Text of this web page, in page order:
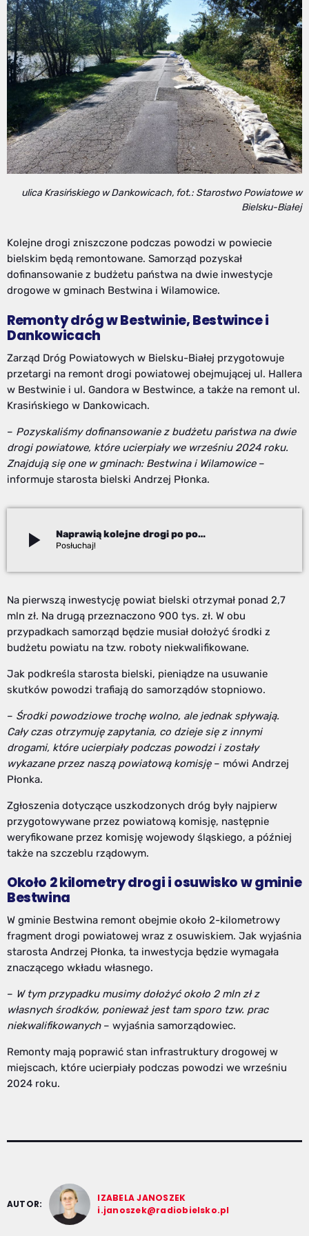
ulica Krasińskiego w Dankowicach, fot.: Starostwo Powiatowe w
Bielsku-Białej
Kolejne drogi zniszczone podczas powodzi w powiecie
bielskim będą remontowane. Samorząd pozyskał
dofinansowanie z budżetu państwa na dwie inwestycje
drogowe w gminach Bestwina i Wilamowice.
Remonty dróg w Bestwinie, Bestwince i
Dankowicach
Zarząd Dróg Powiatowych w Bielsku-Białej przygotowuje
przetargi na remont drogi powiatowej obejmującej ul. Hallera
w Bestwinie i ul. Gandora w Bestwince, a także na remont ul.
Krasińskiego w Dankowicach.
– Pozyskaliśmy dofinansowanie z budżetu państwa na dwie
drogi powiatowe, które ucierpiały we wrześniu 2024 roku.
Znajdują się one w gminach: Bestwina i Wilamowice–
informuje starosta bielski Andrzej Płonka.
play_arrow Naprawią kolejne drogi po powodzi
Na pierwszą inwestycję powiat bielski otrzymał ponad 2,7
mln zł. Na drugą przeznaczono 900 tys. zł. W obu
przypadkach samorząd będzie musiał dołożyć środki z
budżetu powiatu na tzw. roboty niekwalifikowane.
Jak podkreśla starosta bielski, pieniądze na usuwanie
skutków powodzi trafiają do samorządów stopniowo.
– Środki powodziowe trochę wolno, ale jednak spływają.
Cały czas otrzymuję zapytania, co dzieje się z innymi
drogami, które ucierpiały podczas powodzi i zostały
wykazane przez naszą powiatową komisję– mówi Andrzej
Płonka.
Zgłoszenia dotyczące uszkodzonych dróg były najpierw
przygotowywane przez powiatową komisję, następnie
weryfikowane przez komisję wojewody śląskiego, a później
także na szczeblu rządowym.
Około 2 kilometry drogi i osuwisko w gminie
Bestwina
W gminie Bestwina remont obejmie około 2-kilometrowy
fragment drogi powiatowej wraz z osuwiskiem. Jak wyjaśnia
starosta Andrzej Płonka, ta inwestycja będzie wymagała
znaczącego wkładu własnego.
– W tym przypadku musimy dołożyć około 2 mln zł z
własnych środków, ponieważ jest tam sporo tzw. prac
niekwalifikowanych– wyjaśnia samorządowiec.
Remonty mają poprawić stan infrastruktury drogowej w
miejscach, które ucierpiały podczas powodzi we wrześniu
2024 roku.
AUTOR:
IZABELA JANOSZEK
i.janoszek@radiobielsko.pl